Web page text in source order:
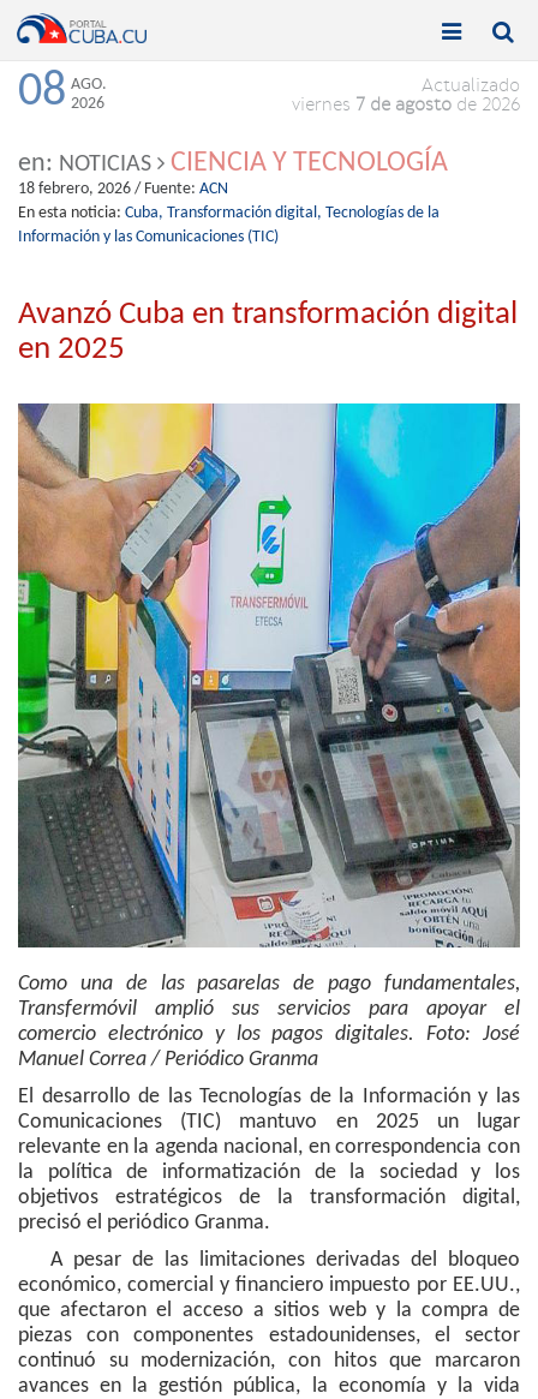
Toggle

Toggle

08 AGO.
2026
Actualizado
viernes 7 de agosto de 2026
en: NOTICIAS CIENCIA Y TECNOLOGÍA
18 febrero, 2026 / Fuente: ACN
En esta noticia: Cuba, Transformación digital, Tecnologías de la
Información y las Comunicaciones (TIC)
Avanzó Cuba en transformación digital
en 2025
Como una de las pasarelas de pago fundamentales,
Transfermóvil amplió sus servicios para apoyar el
comercio electrónico y los pagos digitales. Foto: José
Manuel Correa / Periódico Granma
El desarrollo de las Tecnologías de la Información y las
Comunicaciones (TIC) mantuvo en 2025 un lugar
relevante en la agenda nacional, en correspondencia con
la política de informatización de la sociedad y los
objetivos estratégicos de la transformación digital,
precisó el periódico Granma.
A pesar de las limitaciones derivadas del bloqueo
económico, comercial y financiero impuesto por EE.UU.,
que afectaron el acceso a sitios web y la compra de
piezas con componentes estadounidenses, el sector
continuó su modernización, con hitos que marcaron
avances en la gestión pública, la economía y la vida